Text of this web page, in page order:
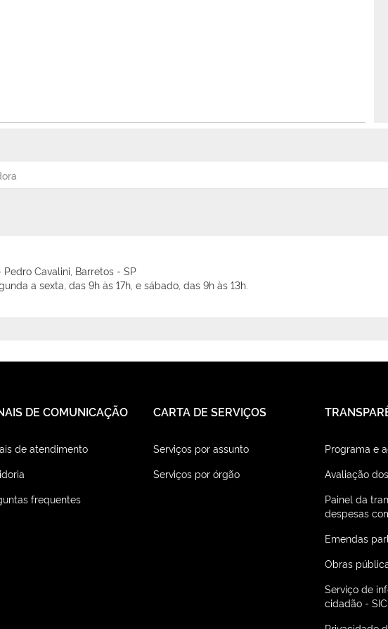
Cavalini, Barretos - SP
a sexta, das 9h às 17h, e sábado, das 9h às 13h.
DE COMUNICAÇÃO
de atendimento
frequentes
CARTA DE SERVIÇOS
Serviços por assunto
Serviços por órgão
Programa e
Avaliação
Painel da
despesas
Emendas
Obras
Serviço de
cidadão - SIC